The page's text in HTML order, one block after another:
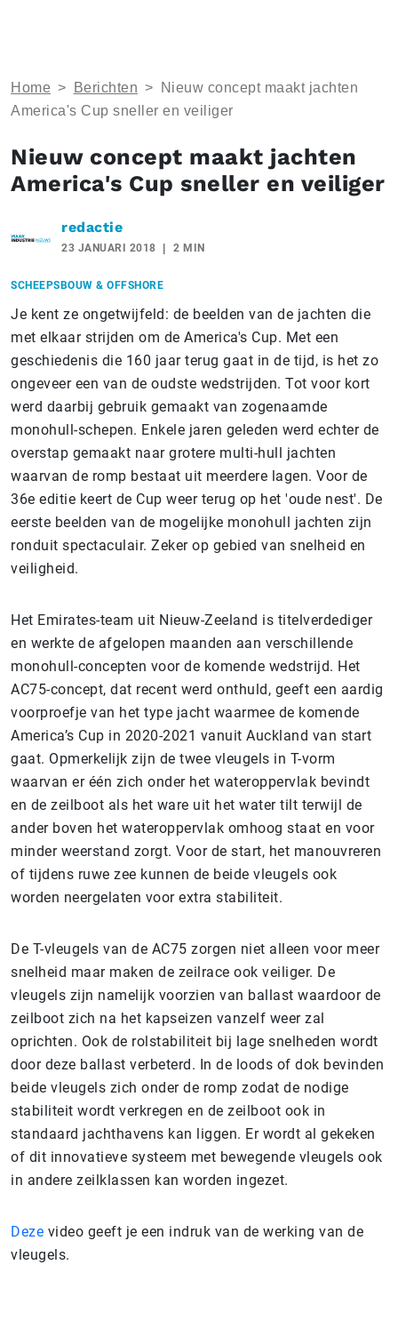
Home > Berichten >
Nieuw concept maakt jachten
America's Cup sneller en veiliger
Nieuw concept maakt jachten
America's Cup sneller en veiliger
redactie
23 JANUARI 2018 2 MIN
SCHEEPSBOUW & OFFSHORE
Je kent ze ongetwijfeld: de beelden van de jachten die
met elkaar strijden om de America's Cup. Met een
geschiedenis die 160 jaar terug gaat in de tijd, is het zo
ongeveer een van de oudste wedstrijden. Tot voor kort
werd daarbij gebruik gemaakt van zogenaamde
monohull-schepen. Enkele jaren geleden werd echter de
overstap gemaakt naar grotere multi-hull jachten
waarvan de romp bestaat uit meerdere lagen. Voor de
36e editie keert de Cup weer terug op het 'oude nest'. De
eerste beelden van de mogelijke monohull jachten zijn
ronduit spectaculair. Zeker op gebied van snelheid en
veiligheid.
Het Emirates-team uit Nieuw-Zeeland is titelverdediger
en werkte de afgelopen maanden aan verschillende
monohull-concepten voor de komende wedstrijd. Het
AC75-concept, dat recent werd onthuld, geeft een aardig
voorproefje van het type jacht waarmee de komende
America’s Cup in 2020-2021 vanuit Auckland van start
gaat. Opmerkelijk zijn de twee vleugels in T-vorm
waarvan er één zich onder het wateroppervlak bevindt
en de zeilboot als het ware uit het water tilt terwijl de
ander boven het wateroppervlak omhoog staat en voor
minder weerstand zorgt. Voor de start, het manouvreren
of tijdens ruwe zee kunnen de beide vleugels ook
worden neergelaten voor extra stabiliteit.
De T-vleugels van de AC75 zorgen niet alleen voor meer
snelheid maar maken de zeilrace ook veiliger. De
vleugels zijn namelijk voorzien van ballast waardoor de
zeilboot zich na het kapseizen vanzelf weer zal
oprichten. Ook de rolstabiliteit bij lage snelheden wordt
door deze ballast verbeterd. In de loods of dok bevinden
beide vleugels zich onder de romp zodat de nodige
stabiliteit wordt verkregen en de zeilboot ook in
standaard jachthavens kan liggen. Er wordt al gekeken
of dit innovatieve systeem met bewegende vleugels ook
in andere zeilklassen kan worden ingezet.
Deze video geeft je een indruk van de werking van de
vleugels.